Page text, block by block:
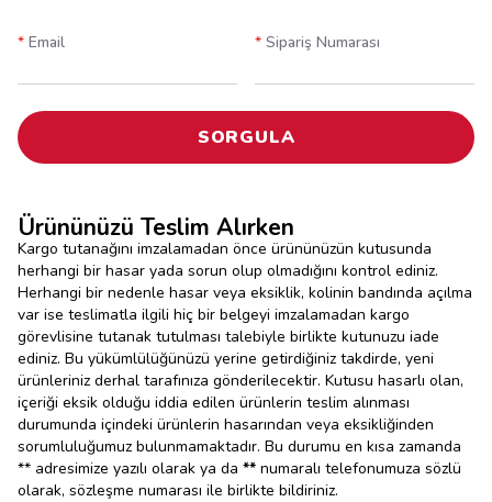
* Email * Sipariş Numarası
SORGULA
Ürününüzü Teslim Alırken
Kargo tutanağını imzalamadan önce ürününüzün kutusunda
herhangi bir hasar yada sorun olup olmadığını kontrol ediniz.
Herhangi bir nedenle hasar veya eksiklik, kolinin bandında açılma
var ise teslimatla ilgili hiç bir belgeyi imzalamadan kargo
görevlisine tutanak tutulması talebiyle birlikte kutunuzu iade
ediniz. Bu yükümlülüğünüzü yerine getirdiğiniz takdirde, yeni
ürünleriniz derhal tarafınıza gönderilecektir. Kutusu hasarlı olan,
içeriği eksik olduğu iddia edilen ürünlerin teslim alınması
durumunda içindeki ürünlerin hasarından veya eksikliğinden
sorumluluğumuz bulunmamaktadır. Bu durumu en kısa zamanda
** adresimize yazılı olarak ya da ** numaralı telefonumuza sözlü
olarak, sözleşme numarası ile birlikte bildiriniz.